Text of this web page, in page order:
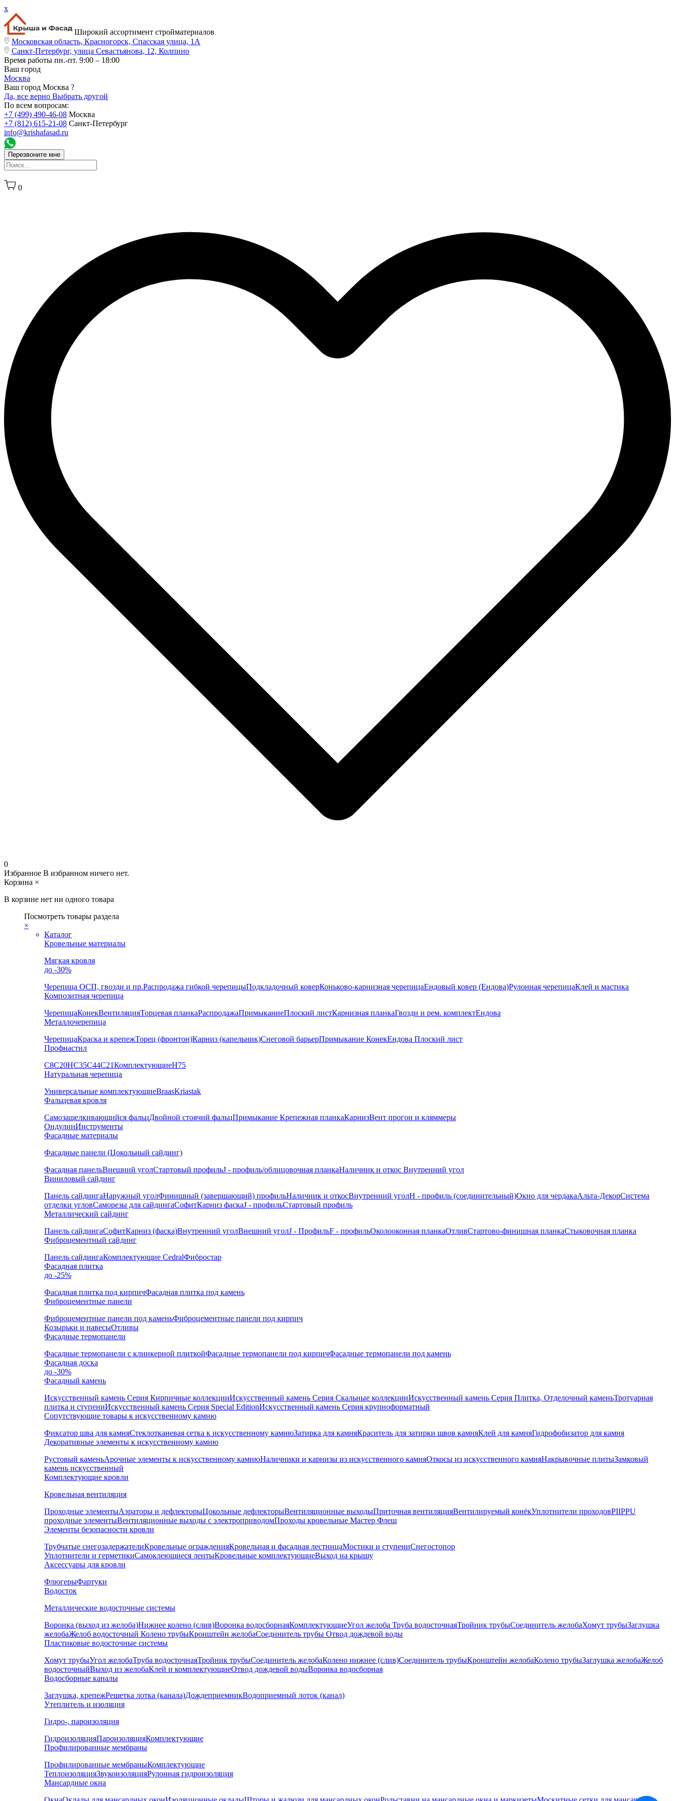
x
Широкий ассортимент стройматериалов
Московская область, Красногорск, Спасская улица, 1А
Санкт-Петербург, улица Севастьянова, 12, Колпино
Время работы пн.-пт. 9:00 – 18:00
Ваш город
Москва
Ваш город Москва ?
Да, все верно Выбрать другой
По всем вопросам:
+7 (499) 490-46-08 Москва
+7 (812) 615-21-08 Санкт-Петербург
info@krishafasad.ru
Перезвоните мне
0
0
Избранное В избранном ничего нет.
Корзина ×
В корзине нет ни одного товара
Посмотреть товары раздела
×
Каталог
Кровельные материалы
Мягкая кровля
до -30%
Черепица ОСП, гвозди и пр.Распродажа гибкой черепицыПодкладочный коверКоньково-карнизная черепицаЕндовый ковер (Ендова)Рулонная черепицаКлей и мастика
Композитная черепица
ЧерепицаКонекВентиляцияТорцевая планкаРаспродажаПримыканиеПлоский листКарнизная планкаГвозди и рем. комплектЕндова
Металлочерепица
ЧерепицаКраска и крепежТорец (фронтон)Карниз (капельник)Снеговой барьерПримыкание КонекЕндова Плоский лист
Профнастил
С8С20НС35С44С21КомплектующиеН75
Натуральная черепица
Универсальные комплектующиеBraasKriastak
Фальцевая кровля
Самозащелкивающийся фальцДвойной стоячий фальцПримыкание Крепежная планкаКарнизВент прогон и кляммеры
ОндулинИнструменты
Фасадные материалы
Фасадные панели (Цокольный сайдинг)
Фасадная панельВнешний уголСтартовый профильJ - профиль/облицовочная планкаНаличник и откос Внутренний угол
Виниловый сайдинг
Панель сайдингаНаружный уголФинишный (завершающий) профильНаличник и откосВнутренний уголH - профиль (соединительный)Окно для чердакаАльта-ДекорСистема
отделки угловСаморезы для сайдингаСофитКарниз фаскаJ - профильСтартовый профиль
Металлический сайдинг
Панель сайдингаСофитКарниз (фаска)Внутренний уголВнешний уголJ - ПрофильF - профильОколооконная планкаОтливСтартово-финишная планкаСтыковочная планка
Фиброцементный сайдинг
Панель сайдингаКомплектующие CedralФибростар
Фасадная плитка
до -25%
Фасадная плитка под кирпичФасадная плитка под камень
Фиброцементные панели
Фиброцементные панели под каменьФиброцементные панели под кирпич
Козырьки и навесыОтливы
Фасадные термопанели
Фасадные термопанели с клинкерной плиткойФасадные термопанели под кирпичФасадные термопанели под камень
Фасадная доска
до -30%
Фасадный камень
Искусственный камень Серия Кирпичные коллекцииИскусственный камень Серия Скальные коллекцииИскусственный камень Серия Плитка, Отделочный каменьТротуарная
плитка и ступениИскусственный камень Серия Special EditionИскусственный камень Серия крупноформатный
Сопутствующие товары к искусственному камню
Фиксатор шва для камняСтеклотканевая сетка к искусственному камнюЗатирка для камняКраситель для затирки швов камняКлей для камняГидрофобизатор для камня
Декоративные элементы к искусственному камню
Рустовый каменьАрочные элементы к искусственному камнюНаличники и карнизы из искусственного камняОткосы из искусственного камняНакрывочные плитыЗамковый
камень искусственный
Комплектующие кровли
Кровельная вентиляция
Проходные элементыАэраторы и дефлекторыЦокольные дефлекторыВентиляционные выходыПриточная вентиляцияВентилируемый конёкУплотнители проходовPIIPPU
проходные элементыВентиляционные выходы с электроприводомПроходы кровельные Мастер Флеш
Элементы безопасности кровли
Трубчатые снегозадержателиКровельные огражденияКровельная и фасадная лестницаМостики и ступениСнегостопор
Уплотнители и герметикиСамоклеющиеся лентыКровельные комплектующиеВыход на крышу
Аксессуары для кровли
ФлюгерыФартуки
Водосток
Металлические водосточные системы
Воронка (выход из желоба)Нижнее колено (слив)Воронка водосборнаяКомплектующиеУгол желоба Труба водосточнаяТройник трубыСоединитель желобаХомут трубыЗаглушка
желобаЖелоб водосточный Колено трубыКронштейн желобаСоединитель трубы Отвод дождевой воды
Пластиковые водосточные системы
Хомут трубыУгол желобаТруба водосточнаяТройник трубыСоединитель желобаКолено нижнее (слив)Соединитель трубыКронштейн желобаКолено трубыЗаглушка желобаЖелоб
водосточныйВыход из желобаКлей и комплектующиеОтвод дождевой водыВоронка водосборная
Водосборные каналы
Заглушка, крепежРешетка лотка (канала)ДождеприемникВодоприемный лоток (канал)
Утеплитель и изоляция
Гидро-, пароизоляция
ГидроизоляцияПароизоляцияКомплектующие
Профилированные мембраны
Профилированные мембраныКомплектующие
ТеплоизоляцияЗвукоизоляцияРулонная гидроизоляция
Мансардные окна